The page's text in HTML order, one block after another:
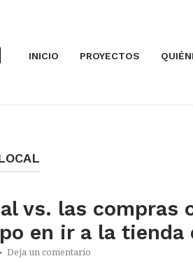
INICIO PROYECTOS
vs. las compras
en ir a la tienda
Deja un comentario